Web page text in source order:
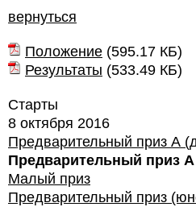
вернуться
Положение (595.17 КБ)
Результаты (533.49 КБ)
Старты
8 октября 2016
Предварительный приз А
Предварительный приз
Малый приз
Предварительный приз